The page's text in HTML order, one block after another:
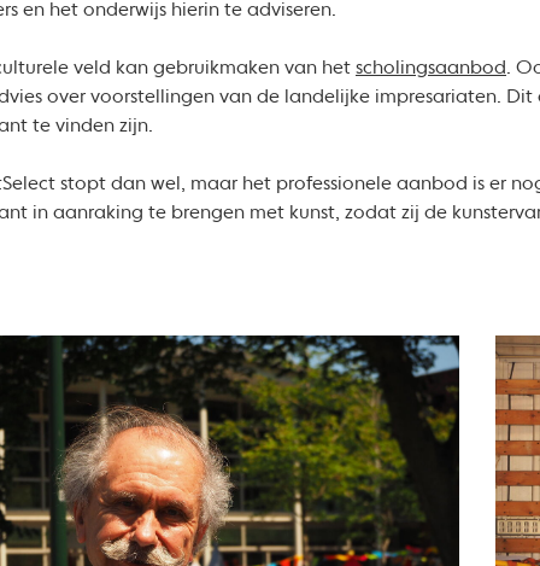
en het onderwijs hierin te adviseren.
veld kan gebruikmaken van het scholingsaanbod.
over voorstellingen van de landelijke impresariaten.
te vinden zijn.
stopt dan wel, maar het professionele aanbod is er
in aanraking te brengen met kunst, zodat zij de